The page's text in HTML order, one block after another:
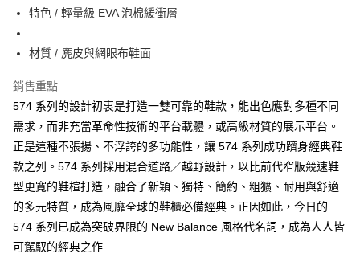
運送方式
全家取貨付款
每筆NT$60，滿NT$1,000(含以上)免運費
宅配
每筆NT$80，滿NT$1,000(含以上)免運費
特色 / 輕量級 EVA 泡棉緩衝層
材質 / 麂皮與網眼布鞋面
銷售重點
574 系列的設計初衷是打造一雙可靠的鞋款，能出色應對多種不同
需求，而非充當革命性技術的平台載體，或高級材質的展示平台。
正是這種不張揚、不浮誇的多功能性，讓 574 系列成功躋身經典鞋
款之列。574 系列採用混合道路／越野設計，以比前代窄版競速鞋
型更寬的鞋楦打造，融合了新穎、獨特、簡約、粗獷、耐用與舒適
的多元特質，成為風靡全球的鞋櫃必備經典。正因如此，今日的
574 系列已成為突破界限的 New Balance 風格代名詞，成為人人皆
可駕馭的經典之作